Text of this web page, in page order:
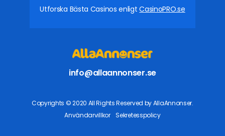
Utforska Bästa Casinos enligtCasinoPRO.se
info@allaannonser.se
Copyrights © 2020 All Rights Reserved by AllaAnnonser.
Användarvillkor
Sekretesspolicy